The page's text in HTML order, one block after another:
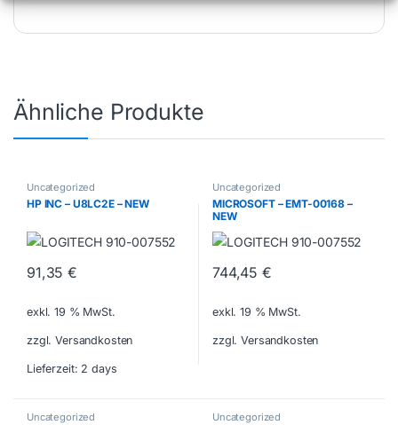
Ähnliche Produkte
Uncategorized
HP INC – U8LC2E – NEW
91,35€
exkl. 19 % MwSt.
zzgl. Versandkosten
Lieferzeit: 2 days
Uncategorized
MICROSOFT – EMT-00168 –
NEW
744,45€
exkl. 19 % MwSt.
zzgl. Versandkosten
Uncategorized Uncategorized